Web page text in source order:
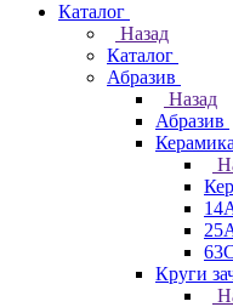
Каталог
Назад
Каталог
Абразив
Назад
Абразив
Круги